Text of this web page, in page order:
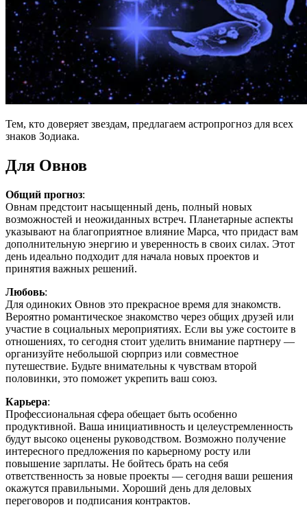
Тем, кто доверяет звездам, предлагаем астропрогноз для всех
знаков Зодиака.
Для Овнов
Общий прогноз:
Овнам предстоит насыщенный день, полный новых
возможностей и неожиданных встреч. Планетарные аспекты
указывают на благоприятное влияние Марса, что придаст вам
дополнительную энергию и уверенность в своих силах. Этот
день идеально подходит для начала новых проектов и
принятия важных решений.
Любовь:
Для одиноких Овнов это прекрасное время для знакомств.
Вероятно романтическое знакомство через общих друзей или
участие в социальных мероприятиях. Если вы уже состоите в
отношениях, то сегодня стоит уделить внимание партнеру —
организуйте небольшой сюрприз или совместное
путешествие. Будьте внимательны к чувствам второй
половинки, это поможет укрепить ваш союз.
Карьера:
Профессиональная сфера обещает быть особенно
продуктивной. Ваша инициативность и целеустремленность
будут высоко оценены руководством. Возможно получение
интересного предложения по карьерному росту или
повышение зарплаты. Не бойтесь брать на себя
ответственность за новые проекты — сегодня ваши решения
окажутся правильными. Хороший день для деловых
переговоров и подписания контрактов.